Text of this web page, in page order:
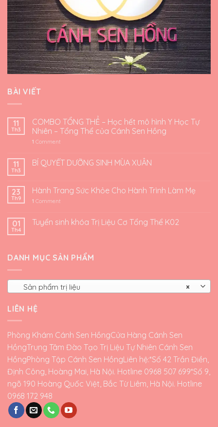
BÀI VIẾT
11
Th3
COMBO TỔNG THỂ – Học hết mô hình Y Học Tự
Nhiên – Tổng Thể của Cánh Sen Hồng
1 Comment
11
Th3
BÍ QUYẾT DƯỠNG SINH MÙA XUÂN
23
Th9
Hành Trang Sức Khỏe Cho Hành Trình Làm Mẹ
1 Comment
01
Th4
Tuyển sinh khóa Trị Liệu Cơ Tổng Thể K02
DANH MỤC SẢN PHẨM
×
Sản phẩm trị liệu
LIÊN HỆ
Phòng Khám Cánh Sen HồngCửa Hàng Cánh Sen
HồngTrung Tâm Đào Tạo Trị Liệu Tự Nhiên Cánh Sen
HồngPhòng Tập Cánh Sen HồngLiên hệ:*Số 42 Trần Điền,
Định Công, Hoàng Mai, Hà Nội. Hotline 0968 507 699*Số 9,
ngõ 190 Hoàng Quốc Việt, Bắc Từ Liêm, Hà Nội. Hotline
0968 172 948